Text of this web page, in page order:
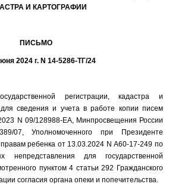
И КАРТОГРАФИИ
ПИСЬМО
2024 г. N 14-5286-ТГ/24
регистрации, кадастра и
сведения и учета в работе копии писем
N 09/128988-ЕА, Минпросвещения России
07, Уполномоченного при Президенте
ребенка от 13.03.2024 N А60-17-249 по
непредставления для государственной
пунктом 4 статьи 292 Гражданского
согласия органа опеки и попечительства.